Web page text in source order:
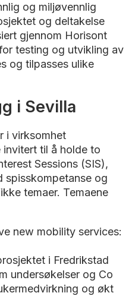
og miljøvennlig
og deltakelse
gjennom Horisont
testing og utvikling av
og tilpasses ulike
i Sevilla
i virksomhet
invitert til å holde to
Sessions (SIS),
spisskompetanse og
temaer. Temaene
new mobility services:
i Fredrikstad
undersøkelser og Co
og økt